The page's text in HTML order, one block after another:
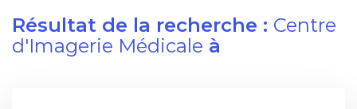
Résultat de la recherche : Centre
d'Imagerie Médicale à